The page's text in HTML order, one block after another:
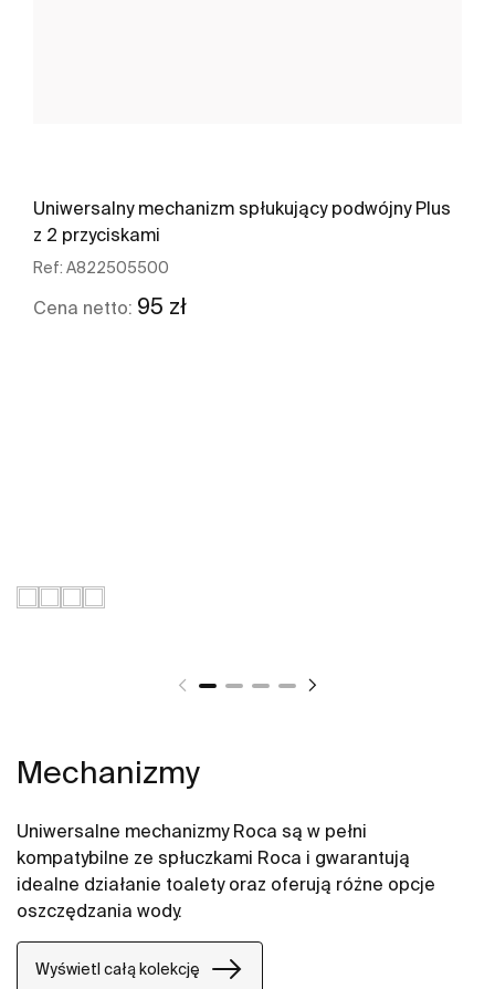
Uniwersalny mechanizm spłukujący podwójny Plus
z 2 przyciskami
Ref: A822505500
Cena netto: 95 zł
Mechanizmy
Uniwersalne mechanizmy Roca są w pełni
kompatybilne ze spłuczkami Roca i gwarantują
idealne działanie toalety oraz oferują różne opcje
oszczędzania wody.
Wyświetl całą kolekcję